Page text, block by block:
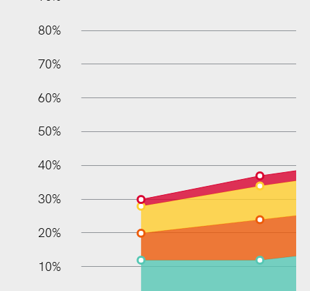
L
80%
70%
60%
50%
40%
30%
20%
10%